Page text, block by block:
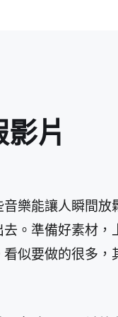
片
樂能讓人瞬間
。準備好素材，
似要做的很多，